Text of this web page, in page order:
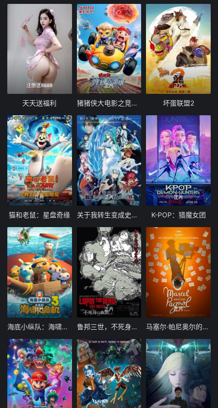
注册送8888
天天送福利
正片
猪猪侠大电影之竞速小英雄
正片
坏蛋联盟2
正片
猫和老鼠：星盘奇缘
正片
关于我转生变成史莱姆这档事苍海之泪篇-劇場版
正片
K-POP：猎魔女团
正片
海底小纵队：海啸大危机
正片
鲁邦三世，不死身的血族
正片
马塞尔·帕尼奥尔的华丽人生